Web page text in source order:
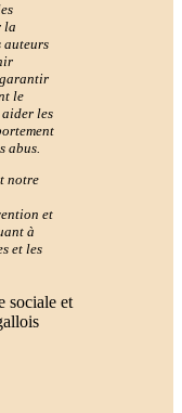
la
auteurs
garantir
le
aider les
abus.
notre
et
à
et les
sociale et